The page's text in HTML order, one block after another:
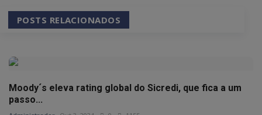
POSTS RELACIONADOS
Moody´s eleva rating global do Sicredi, que fica a um
passo...